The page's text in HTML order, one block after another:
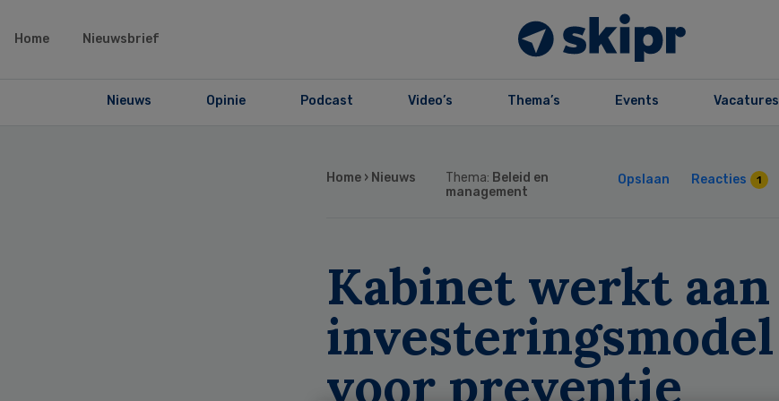
Home Nieuwsbrief
Nieuws Opinie Podcast Video’s Thema’s Events Vacatures
Home › Nieuws Thema: Beleid en
management
Opslaan Reacties 1
Kabinet werkt aan
investeringsmodel
voor preventie